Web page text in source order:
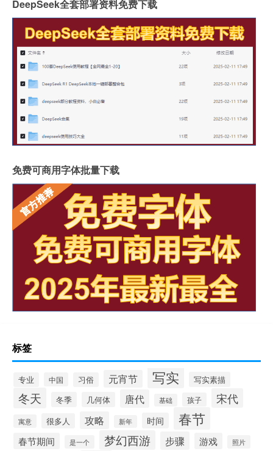
DeepSeek全套部署资料免费下载
免费可商用字体批量下载
标签
专业 中国 习俗 元宵节 写实 写实素描
冬天 冬季 几何体 唐代 基础 孩子 宋代
寓意 很多人 攻略 新年 时间 春节
春节期间 是一个 梦幻西游 步骤 游戏 照片